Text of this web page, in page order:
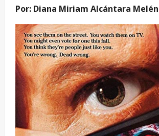
Por: Diana Miriam Alcántara